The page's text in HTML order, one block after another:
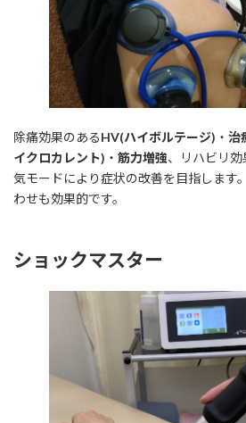
除痛効果のあるHV(ハイボルテージ) ・ 治
イクロカレント) ・ 筋力増強、リハビリ
気モードにより症状の改善を目指します
わせも効果的です。
ショックマスター